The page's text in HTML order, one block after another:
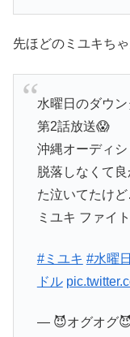
先ほどのミユキち
水曜日のダウ
第2話放送😱
沖縄オーディ
脱落しなくて
た泣いてたけ
ミユキ ファイ
#ミユキ #水曜
ドル
— 😈オグオグ